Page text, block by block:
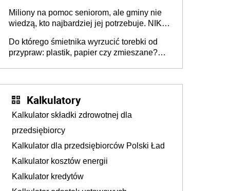
Europie nie ma tak dużych jednostek
stołecznych
Miliony na pomoc seniorom, ale gminy nie
wiedzą, kto najbardziej jej potrzebuje. NIK
Do którego śmietnika wyrzucić torebki od
przypraw: plastik, papier czy zmieszane?
Kalkulatory
Kalkulator składki zdrowotnej dla
przedsiębiorcy
Kalkulator dla przedsiębiorców Polski Ład
Kalkulator kosztów energii
Kalkulator kredytów